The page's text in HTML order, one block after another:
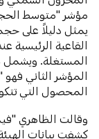
يمثل دليلاً على
القاعية الرئيسية
المستغلة. ويشمل
المؤشر الثاني
المحصول التي
وقالت الظاهري
كشفت بيانات